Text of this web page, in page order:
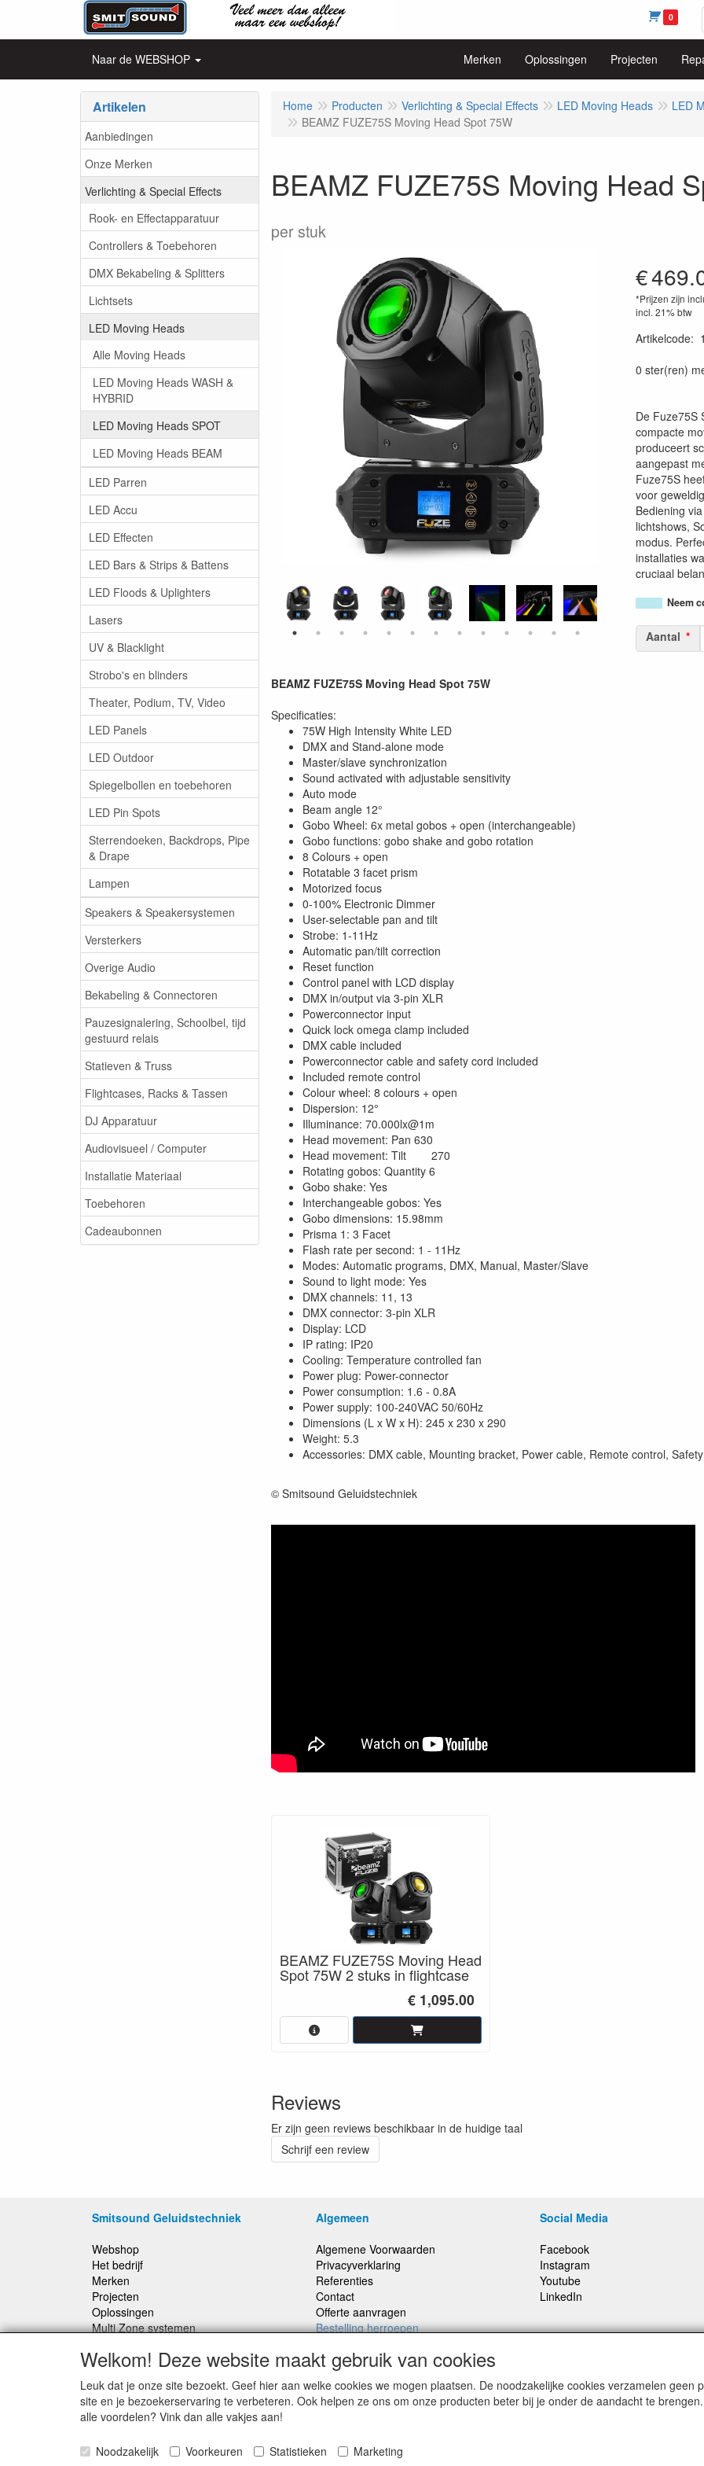
0
Naar de WEBSHOP Merken Oplossingen Projecten
Artikelen
Aanbiedingen
Onze Merken
Verlichting & Special Effects
Rook- en Effectapparatuur
Controllers & Toebehoren
DMX Bekabeling & Splitters
Lichtsets
LED Moving Heads
Alle Moving Heads
LED Moving Heads WASH &
HYBRID
LED Moving Heads SPOT
LED Moving Heads BEAM
LED Parren
LED Accu
LED Effecten
LED Bars & Strips & Battens
LED Floods & Uplighters
Lasers
UV & Blacklight
Strobo's en blinders
Theater, Podium, TV, Video
LED Panels
LED Outdoor
Spiegelbollen en toebehoren
LED Pin Spots
Sterrendoeken, Backdrops, Pipe
& Drape
Lampen
Speakers & Speakersystemen
Versterkers
Overige Audio
Bekabeling & Connectoren
Pauzesignalering, Schoolbel, tijd
gestuurd relais
Statieven & Truss
Flightcases, Racks & Tassen
DJ Apparatuur
Audiovisueel / Computer
Installatie Materiaal
Toebehoren
Cadeaubonnen
Home Producten Verlichting & Special Effects LED Moving Heads
LED
BEAMZ FUZE75S Moving Head Spot 75W
BEAMZ FUZE75S Moving Head
per stuk
€
*Prijzen zijn
incl. 21% btw
Artikelcode:
0 ster(ren)
De Fuze75S
compacte
produceert
aangepast
Fuze75S
voor
Bediening
lichtshows,
modus.
installaties
cruciaal
Neem
Aantal
BEAMZ FUZE75S Moving Head Spot 75W
Specificaties:
75W High Intensity White LED
DMX and Stand-alone mode
Master/slave synchronization
Sound activated with adjustable sensitivity
Auto mode
Beam angle 12°
Gobo Wheel: 6x metal gobos + open (interchangeable)
Gobo functions: gobo shake and gobo rotation
8 Colours + open
Rotatable 3 facet prism
Motorized focus
0-100% Electronic Dimmer
User-selectable pan and tilt
Strobe: 1-11Hz
Automatic pan/tilt correction
Reset function
Control panel with LCD display
DMX in/output via 3-pin XLR
Powerconnector input
Quick lock omega clamp included
DMX cable included
Powerconnector cable and safety cord included
Included remote control
Colour wheel: 8 colours + open
Dispersion: 12°
Illuminance: 70.000lx@1m
Head movement: Pan 630
Head movement: Tilt 270
Rotating gobos: Quantity 6
Gobo shake: Yes
Interchangeable gobos: Yes
Gobo dimensions: 15.98mm
Prisma 1: 3 Facet
Flash rate per second: 1 - 11Hz
Modes: Automatic programs, DMX, Manual, Master/Slave
Sound to light mode: Yes
DMX channels: 11, 13
DMX connector: 3-pin XLR
Display: LCD
IP rating: IP20
Cooling: Temperature controlled fan
Power plug: Power-connector
Power consumption: 1.6 - 0.8A
Power supply: 100-240VAC 50/60Hz
Dimensions (L x W x H): 245 x 230 x 290
Weight: 5.3
Accessories: DMX cable, Mounting bracket, Power cable, Remote control,
© Smitsound Geluidstechniek
BEAMZ FUZE75S Moving Head
Spot 75W 2 stuks in flightcase
€ 1,095.00
Reviews
Er zijn geen reviews beschikbaar in de huidige taal
Schrijf een review
Smitsound Geluidstechniek
Webshop
Het bedrijf
Merken
Projecten
Oplossingen
Multi Zone systemen
Onderhoud en Reparaties
Algemeen
Algemene Voorwaarden
Privacyverklaring
Referenties
Contact
Offerte aanvragen
Bestelling herroepen
Social Media
Facebook
Instagram
Youtube
LinkedIn
Bestellingen binnen Nederland, ongeacht gewicht,
verstuurd voor € 6,95
Prijzen inclusief 21% BTW, tenzij anders vermeldt
© Smitsound Geluidstechniek 2024, alle rechten voorbehouden
Welkom! Deze website maakt gebruik van cookies
Leuk dat je onze site bezoekt. Geef hier aan welke cookies we mogen plaatsen. De noodzakelijke cookies verzamelen
site en je bezoekerservaring te verbeteren. Ook helpen ze ons om onze producten beter bij je onder de aandacht te
alle voordelen? Vink dan alle vakjes aan!
Noodzakelijk Voorkeuren Statistieken Marketing